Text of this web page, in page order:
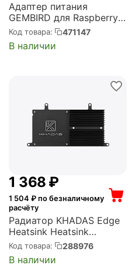
Адаптер питания
GEMBIRD для Raspberry
Pi 3B,3B+, Белый, 5.1V,
3A, 15.3Вт, Кабель 1.5 m,
MicroUSB output jack
Код товара: 471147
В наличии
1 368 ₽
1 504 ₽ по безналичному
расчёту
Радиатор KHADAS Edge
Heatsink Heatsink
designed for Edge,
Aluminum, Black (KAHS-
E-001)
Код товара: 288976
В наличии